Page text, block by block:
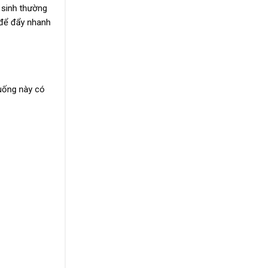
thường
đẩy nhanh
này có